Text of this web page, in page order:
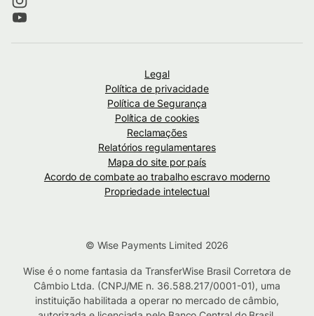
Legal
Política de privacidade
Política de Segurança
Política de cookies
Reclamações
Relatórios regulamentares
Mapa do site por país
Acordo de combate ao trabalho escravo moderno
Propriedade intelectual
© Wise Payments Limited 2026
Wise é o nome fantasia da TransferWise Brasil Corretora de
Câmbio Ltda. (CNPJ/ME n. 36.588.217/0001-01), uma
instituição habilitada a operar no mercado de câmbio,